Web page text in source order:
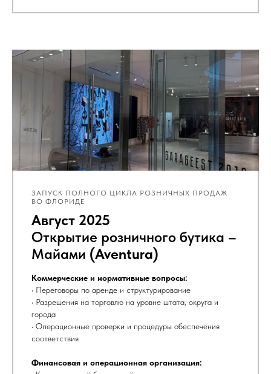
ЗАПУСК ПОЛНОГО ЦИКЛА РОЗНИЧНЫХ ПРОДАЖ
ВО ФЛОРИДЕ
Август 2025
Открытие розничного бутика –
Майами (Aventura)
Коммерческие и нормативные вопросы:
• Переговоры по аренде и структурирование
• Разрешения на торговлю на уровне штата, округа и
города
• Операционные проверки и процедуры обеспечения
соответствия
Финансовая и операционная организация: